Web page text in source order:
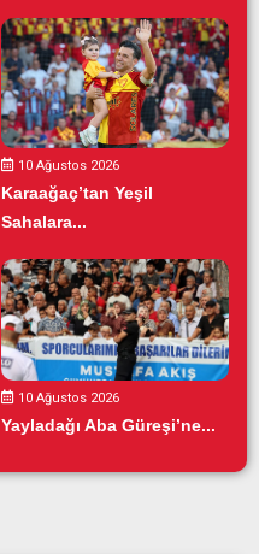
10 Ağustos 2026
Karaağaç’tan Yeşil
Sahalara...
10 Ağustos 2026
Yayladağı Aba Güreşi’ne...